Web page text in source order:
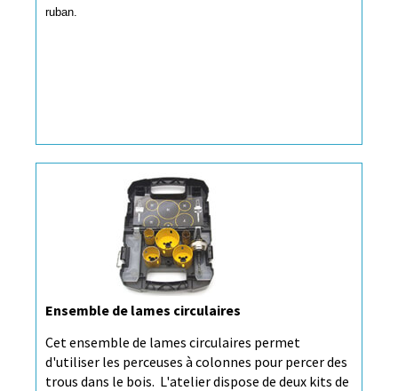
ruban.
Ensemble de lames circulaires
Cet ensemble de lames circulaires permet
d'utiliser les perceuses à colonnes pour percer des
trous dans le bois. L'atelier dispose de deux kits de